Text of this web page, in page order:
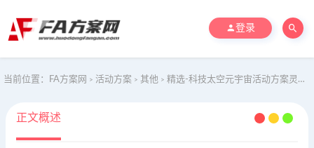
登录
当前位置： FA方案网 > 活动方案 > 其他 > 精选-科技太空元宇宙活动方案灵感图集
正文概述